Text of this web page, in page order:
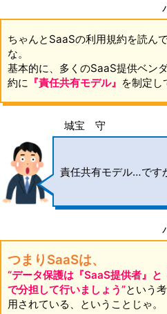
ちゃんとSaaSの利用規約を読ん
な。
基本的に、多くのSaaS提供ベン
約に 『責任共有モデル』 を制定し
城宝 守
責任共有モデル…です
つまりSaaSは、
“データ保護は『SaaS提供者』と
で分担して行いましょう”という
用されている、ということじゃ。